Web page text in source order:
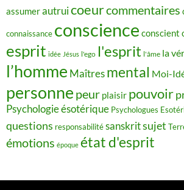
assumerautruicoeurcommentaires
connaissance conscience conscient
esprit idée Jésus l'ego l'esprit l'âme la
l’homme Maîtres mental Moi-
personne peur plaisir pouvoir
Psychologie ésotérique Psychologues
questions responsabilitésanskritsujet
émotions époque état d'esprit